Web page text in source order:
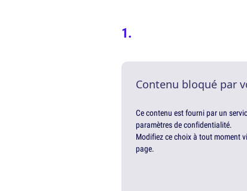
Contenu bloqué par
Ce contenu est fourni par un
paramètres de confidentialité.
Modifiez ce choix à tout moment
page.